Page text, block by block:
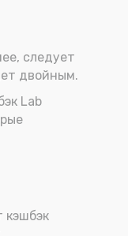
следует
двойным.
Lab
кэшбэк